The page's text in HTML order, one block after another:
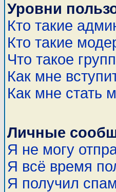
Уровни
Кто такие
Кто такие
Что такое
Как мне
Как мне стать
Личные
Я не могу
Я всё время
Я получил